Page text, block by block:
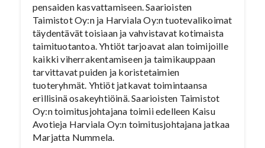
pensaiden kasvattamiseen. Saarioisten
Taimistot Oy:n ja Harviala Oy:n tuotevalikoimat
täydentävät toisiaan ja vahvistavat kotimaista
taimituotantoa. Yhtiöt tarjoavat alan toimijoille
kaikki viherrakentamiseen ja taimikauppaan
tarvittavat puiden ja koristetaimien
tuoteryhmät. Yhtiöt jatkavat toimintaansa
erillisinä osakeyhtiöinä. Saarioisten Taimistot
Oy:n toimitusjohtajana toimii edelleen Kaisu
Avotieja Harviala Oy:n toimitusjohtajana jatkaa
Marjatta Nummela.